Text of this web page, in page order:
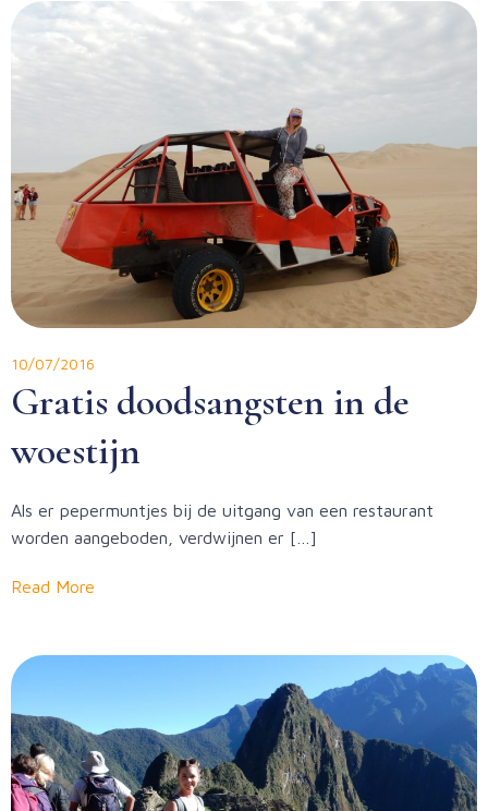
10/07/2016
Gratis doodsangsten in de
woestijn
Als er pepermuntjes bij de uitgang van een restaurant
worden aangeboden, verdwijnen er […]
Read More